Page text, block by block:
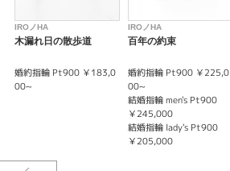
IRONOHA〈イロノハ〉永遠の恋文
Eternal love letter
わたしの心を読み返す
薬指に読み返すたび
ふたりは繰り返し恋に落ちるの
※センターダイヤの価格は含まれません。
※税込み価格になります。
IROノHA
木漏れ日の散歩道
婚約指輪 Pt900 ￥183,0
00~
IROノHA
百年の約束
婚約指輪 Pt900 ￥225,0
00~
結婚指輪 men's Pt900
￥245,000
結婚指輪 lady's Pt900
￥205,000